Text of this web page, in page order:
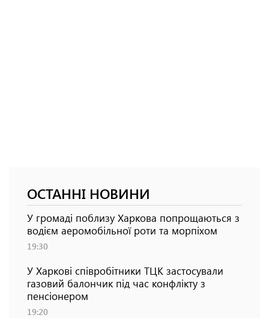
ОСТАННІ НОВИНИ
У громаді поблизу Харкова попрощаються з
водієм аеромобільної роти та морпіхом
19:30
У Харкові співробітники ТЦК застосували
газовий балончик під час конфлікту з
пенсіонером
19:20